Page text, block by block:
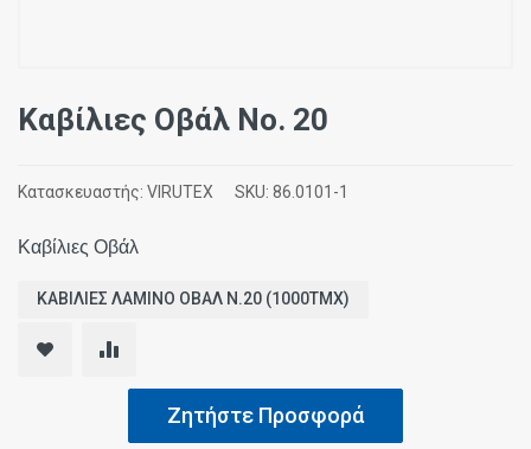
Καβίλιες Οβάλ Νο. 20
Κατασκευαστής: VIRUTEX SKU: 86.0101-1
Καβίλιες Οβάλ
ΚΑΒΙΛΙΕΣ ΛΑΜΙΝΟ ΟΒΑΛ Ν.20 (1000ΤΜΧ)
Ζητήστε Προσφορά